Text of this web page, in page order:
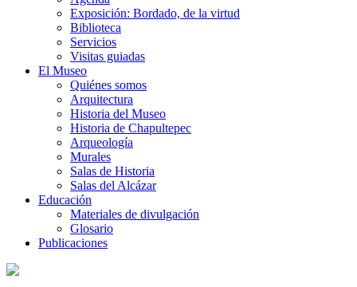
Exposición: Bordado, de la virtud
Biblioteca
Servicios
Visitas guiadas
El Museo
Quiénes somos
Arquitectura
Historia del Museo
Historia de Chapultepec
Arqueología
Murales
Salas de Historia
Salas del Alcázar
Educación
Materiales de divulgación
Glosario
Publicaciones